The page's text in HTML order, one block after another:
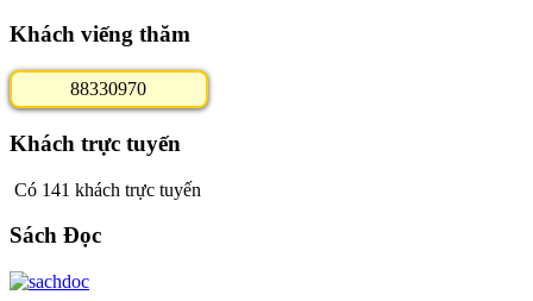
Khách viếng thăm
88330970
Khách trực tuyến
Có 141 khách trực tuyến
Sách Đọc